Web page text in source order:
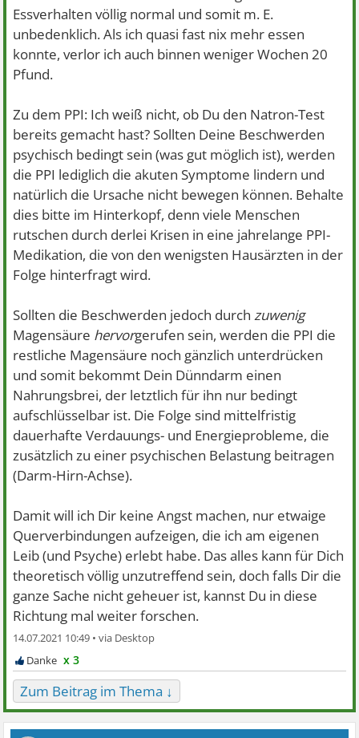
Essverhalten völlig normal und somit m. E.
unbedenklich. Als ich quasi fast nix mehr essen
konnte, verlor ich auch binnen weniger Wochen 20
Pfund.
Zu dem PPI: Ich weiß nicht, ob Du den Natron-Test
bereits gemacht hast? Sollten Deine Beschwerden
psychisch bedingt sein (was gut möglich ist), werden
die PPI lediglich die akuten Symptome lindern und
natürlich die Ursache nicht bewegen können. Behalte
dies bitte im Hinterkopf, denn viele Menschen
rutschen durch derlei Krisen in eine jahrelange PPI-
Medikation, die von den wenigsten Hausärzten in der
Folge hinterfragt wird.
Sollten die Beschwerden jedoch durchzuwenig
Magensäure hervorgerufen sein, werden die PPI die
restliche Magensäure noch gänzlich unterdrücken
und somit bekommt Dein Dünndarm einen
Nahrungsbrei, der letztlich für ihn nur bedingt
aufschlüsselbar ist. Die Folge sind mittelfristig
dauerhafte Verdauungs- und Energieprobleme, die
zusätzlich zu einer psychischen Belastung beitragen
(Darm-Hirn-Achse).
Damit will ich Dir keine Angst machen, nur etwaige
Querverbindungen aufzeigen, die ich am eigenen
Leib (und Psyche) erlebt habe. Das alles kann für Dich
theoretisch völlig unzutreffend sein, doch falls Dir die
ganze Sache nicht geheuer ist, kannst Du in diese
Richtung mal weiter forschen.
14.07.2021 10:49 •
x 3
Zum Beitrag im Thema ↓